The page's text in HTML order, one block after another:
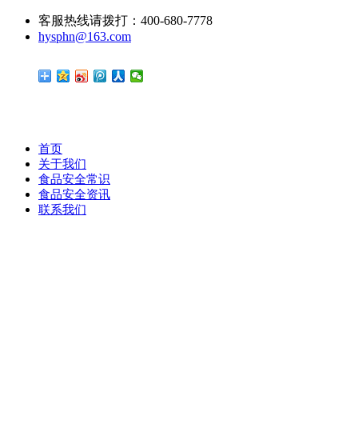
客服热线请拨打：400-680-7778
hysphn@163.com
首页
关于我们
食品安全常识
食品安全资讯
联系我们